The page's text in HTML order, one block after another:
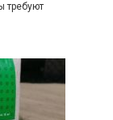
требуют